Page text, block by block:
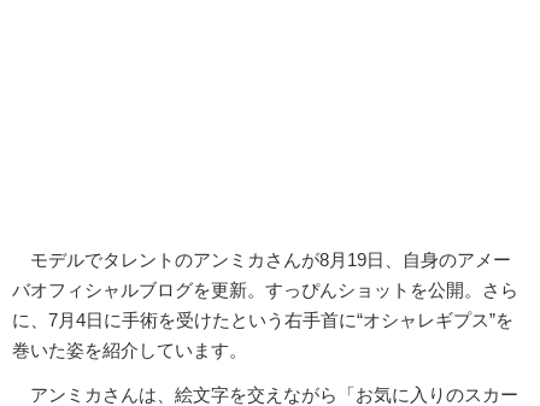
モデルでタレントのアンミカさんが8月19日、自身のアメー
バオフィシャルブログを更新。すっぴんショットを公開。さら
に、7月4日に手術を受けたという右手首に“オシャレギプス”を
巻いた姿を紹介しています。
アンミカさんは、絵文字を交えながら「お気に入りのスカー